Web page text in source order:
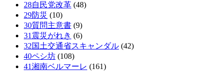
28自民党改革 (48)
29防災 (10)
30質問主意書 (9)
31震災がれき (6)
32国土交通省スキャンダル (42)
40ペシ坊 (108)
41湘南ベルマーレ (161)